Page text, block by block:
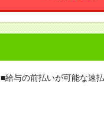
与の前払いが可能な速